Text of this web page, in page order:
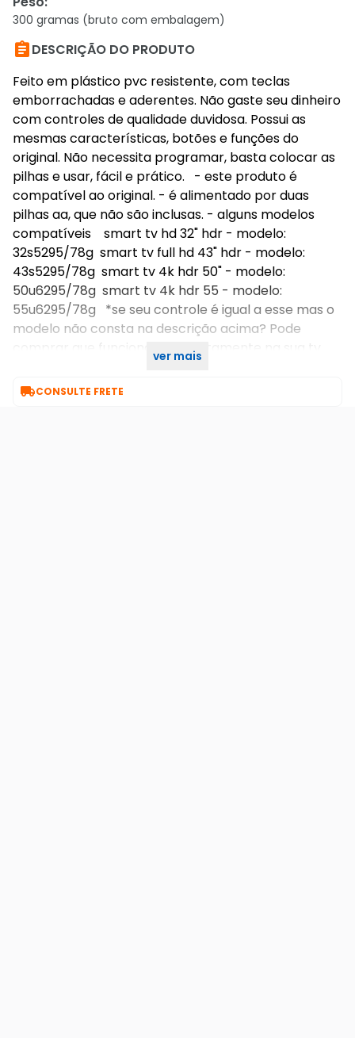
300 gramas (bruto com embalagem)
DESCRIÇÃO DO PRODUTO
Feito em plástico pvc resistente, com teclas
emborrachadas e aderentes. Não gaste seu dinheiro
com controles de qualidade duvidosa. Possui as
mesmas características, botões e funções do
original. Não necessita programar, basta colocar as
pilhas e usar, fácil e prático. - este produto é
compatível ao original. - é alimentado por duas
pilhas aa, que não são inclusas. - alguns modelos
compatíveis smart tv hd 32" hdr - modelo:
32s5295/78g smart tv full hd 43" hdr - modelo:
43s5295/78g smart tv 4k hdr 50" - modelo:
50u6295/78g smart tv 4k hdr 55 - modelo:
55u6295/78g *se seu controle é igual a esse mas o
modelo não consta na descrição acima? Pode
comprar que funcionará perfeitamente na sua tv
ver mais
CONSULTE FRETE